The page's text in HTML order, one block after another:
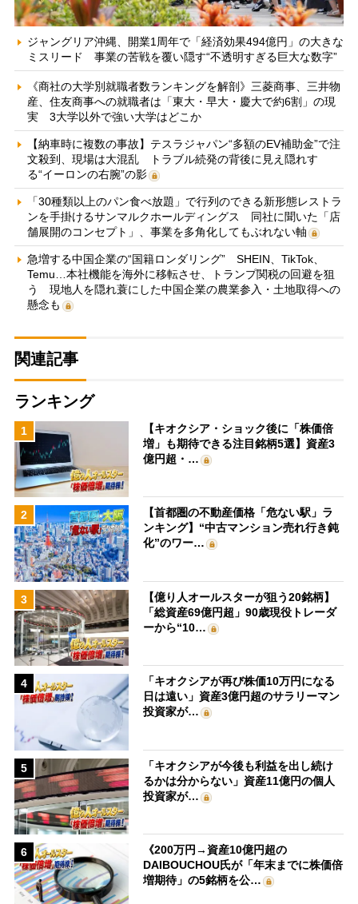
ジャングリア沖縄、開業1周年で「経済効果494億円」の大きな
ミスリード 事業の苦戦を覆い隠す“不透明すぎる巨大な数字”
《商社の大学別就職者数ランキングを解剖》三菱商事、三井物
産、住友商事への就職者は「東大・早大・慶大で約6割」の現
実 3大学以外で強い大学はどこか
【納車時に複数の事故】テスラジャパン“多額のEV補助金”で注
文殺到、現場は大混乱 トラブル続発の背後に見え隠れす
る“イーロンの右腕”の影
「30種類以上のパン食べ放題」で行列のできる新形態レストラ
ンを手掛けるサンマルクホールディングス 同社に聞いた「店
舗展開のコンセプト」、事業を多角化してもぶれない軸
急増する中国企業の“国籍ロンダリング” SHEIN、TikTok、
Temu…本社機能を海外に移転させ、トランプ関税の回避を狙
う 現地人を隠れ蓑にした中国企業の農業参入・土地取得への
懸念も
関連記事
ランキング
1
【キオクシア・ショック後に「株価倍
増」も期待できる注目銘柄5選】資産3
億円超・…
2
【首都圏の不動産価格「危ない駅」ラ
ンキング】“中古マンション売れ行き鈍
化”のワー…
3
【億り人オールスターが狙う20銘柄】
「総資産69億円超」90歳現役トレーダ
ーから“10…
4
「キオクシアが再び株価10万円になる
日は遠い」資産3億円超のサラリーマン
投資家が…
5
「キオクシアが今後も利益を出し続け
るかは分からない」資産11億円の個人
投資家が…
6
《200万円→資産10億円超の
DAIBOUCHOU氏が「年末までに株価倍
増期待」の5銘柄を公…